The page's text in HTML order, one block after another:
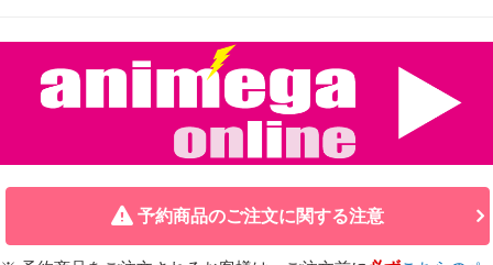
予約商品のご注文に関する注意